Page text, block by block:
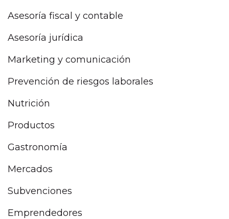
Asesoría fiscal y contable
Asesoría jurídica
Marketing y comunicación
Prevención de riesgos laborales
Nutrición
Productos
Gastronomía
Mercados
Subvenciones
Emprendedores